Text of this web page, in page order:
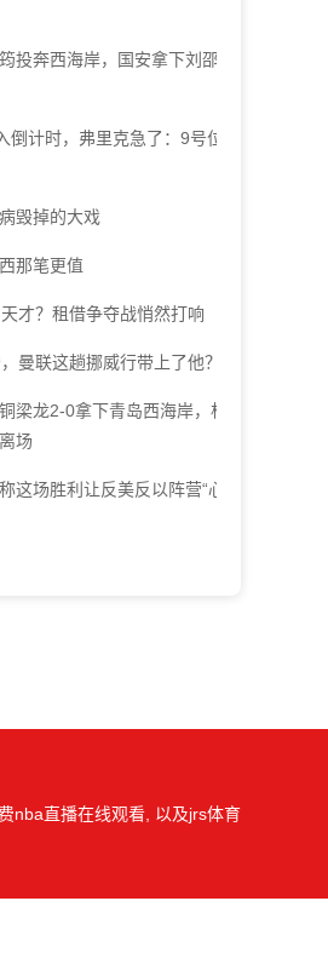
投奔西海岸，国安拿下刘邵子
倒计时，弗里克急了：9号位快
毁掉的大戏
那笔更值
才？租借争夺战悄然打响
曼联这趟挪威行带上了他？
梁龙2-0拿下青岛西海岸，杜
场
这场胜利让反美反以阵营“心
nba直播在线观看, 以及jrs体育